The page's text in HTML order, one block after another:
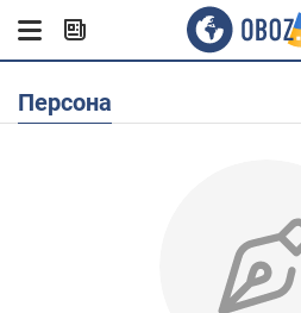
Персона